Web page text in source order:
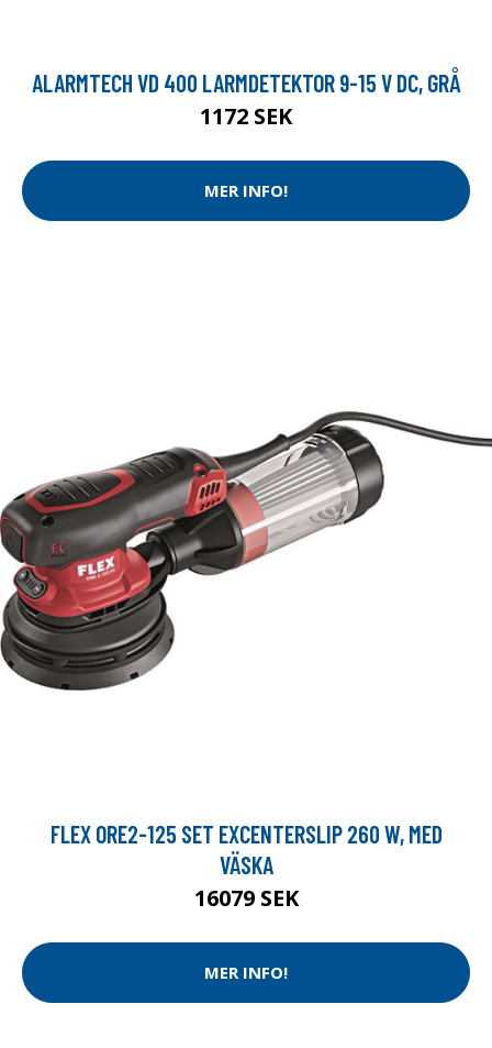
ALARMTECH VD 400 LARMDETEKTOR 9-15 V DC, GRÅ
1172 SEK
MER INFO!
FLEX ORE2-125 SET EXCENTERSLIP 260 W, MED
VÄSKA
16079 SEK
MER INFO!